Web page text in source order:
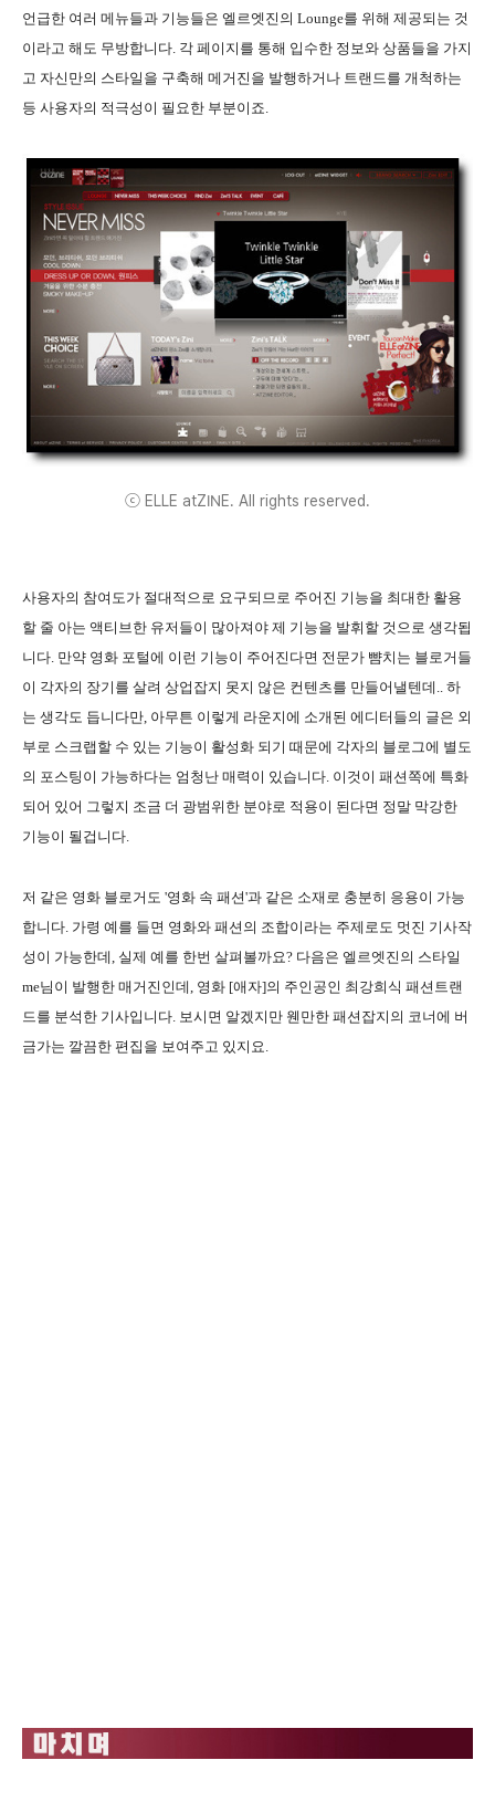
언급한 여러 메뉴들과 기능들은 엘르엣진의 Lounge를 위해 제공되는 것
이라고 해도 무방합니다. 각 페이지를 통해 입수한 정보와 상품들을 가지
고 자신만의 스타일을 구축해 메거진을 발행하거나 트랜드를 개척하는
등 사용자의 적극성이 필요한 부분이죠.
ⓒ ELLE atZINE. All rights reserved.
사용자의 참여도가 절대적으로 요구되므로 주어진 기능을 최대한 활용
할 줄 아는 액티브한 유저들이 많아져야 제 기능을 발휘할 것으로 생각됩
니다. 만약 영화 포털에 이런 기능이 주어진다면 전문가 뺨치는 블로거들
이 각자의 장기를 살려 상업잡지 못지 않은 컨텐츠를 만들어낼텐데.. 하
는 생각도 듭니다만, 아무튼 이렇게 라운지에 소개된 에디터들의 글은 외
부로 스크랩할 수 있는 기능이 활성화 되기 때문에 각자의 블로그에 별도
의 포스팅이 가능하다는 엄청난 매력이 있습니다. 이것이 패션쪽에 특화
되어 있어 그렇지 조금 더 광범위한 분야로 적용이 된다면 정말 막강한
기능이 될겁니다.
저 같은 영화 블로거도 '영화 속 패션'과 같은 소재로 충분히 응용이 가능
합니다. 가령 예를 들면 영화와 패션의 조합이라는 주제로도 멋진 기사작
성이 가능한데, 실제 예를 한번 살펴볼까요? 다음은 엘르엣진의 스타일
me님이 발행한 매거진인데, 영화 [애자]의 주인공인 최강희식 패션트랜
드를 분석한 기사입니다. 보시면 알겠지만 웬만한 패션잡지의 코너에 버
금가는 깔끔한 편집을 보여주고 있지요.